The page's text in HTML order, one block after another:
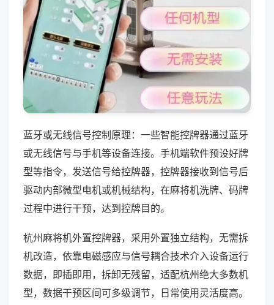
蓝牙或无线信号控制原理：一些智能控牌器通过蓝牙
或无线信号与手机等设备连接。手机端软件预设好牌
型等指令，发送信号给控牌器，控牌器接收到信号后
驱动内部微型电机或机械结构，在麻将机洗牌、码牌
过程中进行干预，达到控牌目的。
杭州麻将机外置控牌器，采用外置独立结构，无需拆
机改造，依靠电磁感应与信号耦合技术介入设备运行
数据，即插即用，拆卸无残留，适配杭州绝大多数机
型，数据干预区间可多级调节，日常使用灵活度高。